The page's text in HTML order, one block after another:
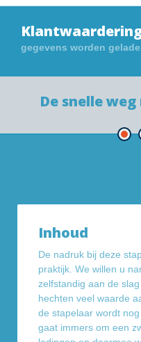
gegevens worden
De snelle
Inhoud
De nadruk bij deze
praktijk. We willen u
zelfstandig aan de
hechten veel waarde
de stapelaar wordt
gaat immers om een